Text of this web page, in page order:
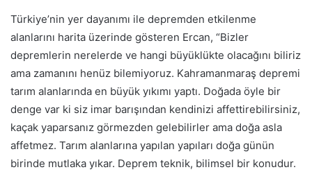
Türkiye’nin yer dayanımı ile depremden etkilenme
alanlarını harita üzerinde gösteren Ercan, “Bizler
depremlerin nerelerde ve hangi büyüklükte olacağını biliriz
ama zamanını henüz bilemiyoruz. Kahramanmaraş depremi
tarım alanlarında en büyük yıkımı yaptı. Doğada öyle bir
denge var ki siz imar barışından kendinizi affettirebilirsiniz,
kaçak yaparsanız görmezden gelebilirler ama doğa asla
affetmez. Tarım alanlarına yapılan yapıları doğa günün
birinde mutlaka yıkar. Deprem teknik, bilimsel bir konudur.